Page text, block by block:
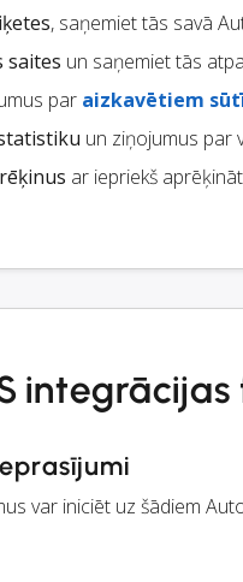
, saņemiet tās savā
saites un saņemiet tās
par aizkavētiem
un ziņojumus par
ar iepriekš
integrācijas
var iniciēt uz šādiem